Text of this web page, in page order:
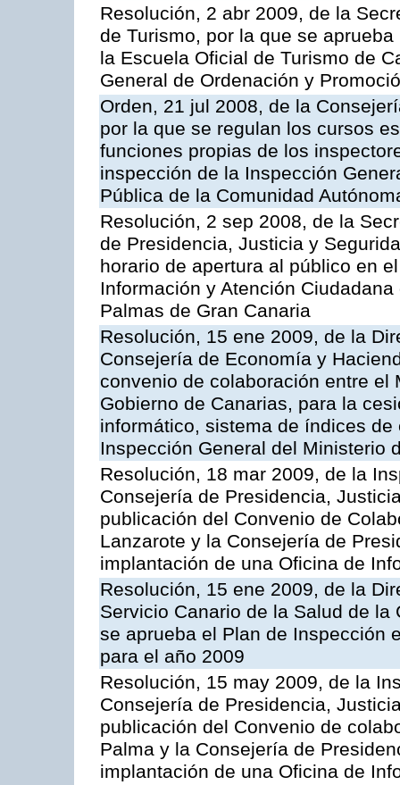
Resolución, 2 abr 2009, de la
de Turismo, por la que se
la Escuela Oficial de Turismo de
General de Ordenación y
Orden, 21 jul 2008, de la
por la que se regulan los cursos
funciones propias de los
inspección de la Inspección
Pública de la Comunidad
Resolución, 2 sep 2008, de la
de Presidencia, Justicia y
horario de apertura al público en
Información y Atención
Palmas de Gran Canaria
Resolución, 15 ene 2009, de la
Consejería de Economía y
convenio de colaboración entre
Gobierno de Canarias, para la
informático, sistema de índices
Inspección General del Ministerio
Resolución, 18 mar 2009, de la
Consejería de Presidencia,
publicación del Convenio de
Lanzarote y la Consejería de
implantación de una Oficina de
Resolución, 15 ene 2009, de la
Servicio Canario de la Salud de
se aprueba el Plan de Inspección
para el año 2009
Resolución, 15 may 2009, de la
Consejería de Presidencia,
publicación del Convenio de
Palma y la Consejería de
implantación de una Oficina de